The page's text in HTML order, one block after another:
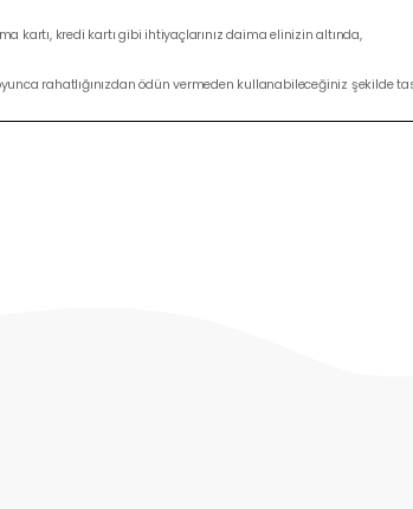
kartı, kredi kartı gibi ihtiyaçlarınız daima elinizin altında,
rahatlığınızdan ödün vermeden kullanabileceğiniz şekilde